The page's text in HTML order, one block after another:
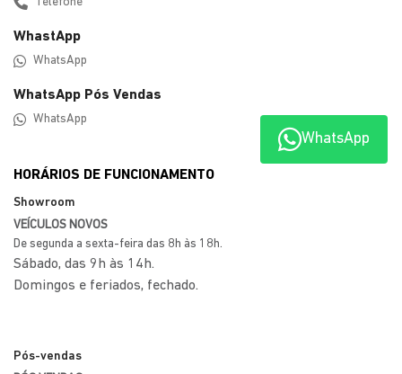
Telefone
Telefone
WhastApp
WhatsApp
WhatsApp Pós Vendas
HORÁRIOS DE FUNCIONAMENTO
Showroom
VEÍCULOS NOVOS
De segunda a sexta-feira das 8h às 18h.
WhatsApp